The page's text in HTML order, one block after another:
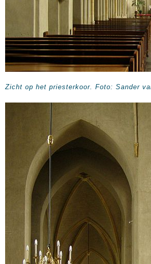
Zicht op het priesterkoor. Foto: Sander